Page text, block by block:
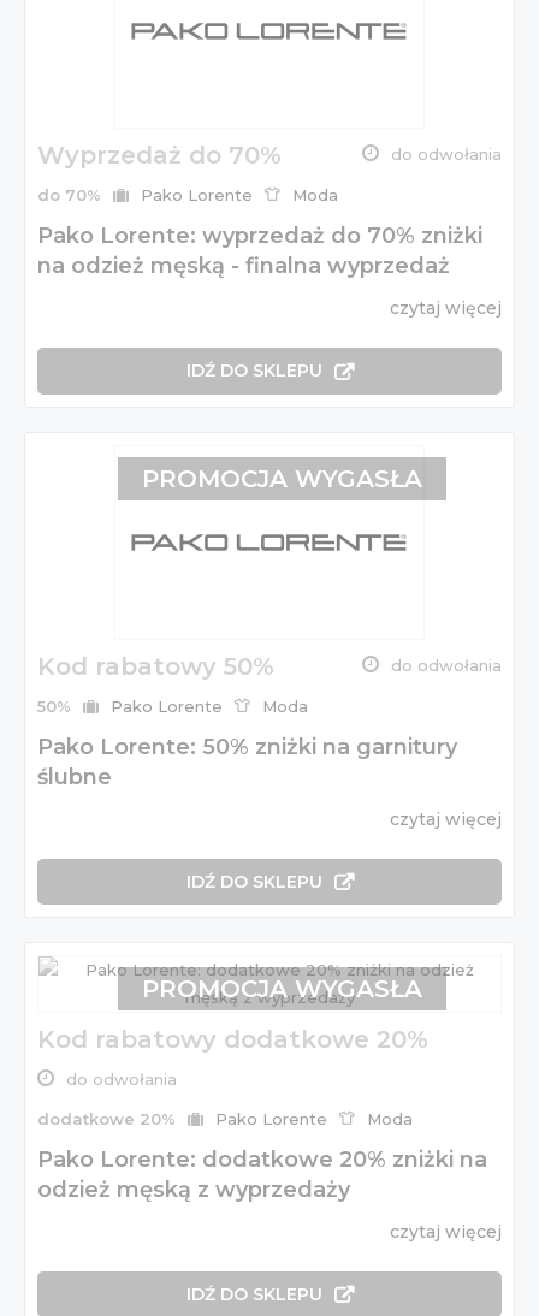
Wyprzedaż do 70% do odwołania
do 70% Pako Lorente Moda
Pako Lorente: wyprzedaż do 70% zniżki
na odzież męską - finalna wyprzedaż
czytaj więcej
IDŹ DO SKLEPU
Kod rabatowy 50% do odwołania
50% Pako Lorente Moda
Pako Lorente: 50% zniżki na garnitury
ślubne
czytaj więcej
IDŹ DO SKLEPU
PROMOCJA WYGASŁA
Kod rabatowy dodatkowe 20%
do odwołania
dodatkowe 20% Pako Lorente Moda
Pako Lorente: dodatkowe 20% zniżki na
odzież męską z wyprzedaży
czytaj więcej
IDŹ DO SKLEPU
PROMOCJA WYGASŁA